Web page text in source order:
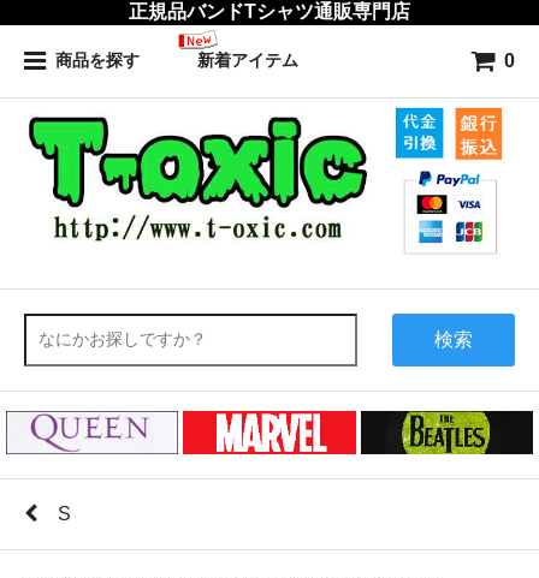
正規品バンドTシャツ通販専門店
商品を探す 新着アイテム 0
検索
S